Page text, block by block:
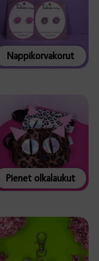
Nappikorvakorut
Pienet olkalaukut